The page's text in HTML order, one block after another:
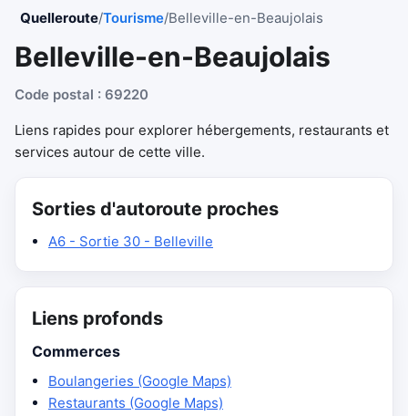
Quelleroute/Tourisme/Belleville-en-Beaujolais
Belleville-en-Beaujolais
Code postal : 69220
Liens rapides pour explorer hébergements, restaurants et
services autour de cette ville.
Sorties d'autoroute proches
A6 - Sortie 30 - Belleville
Liens profonds
Commerces
Boulangeries (Google Maps)
Restaurants (Google Maps)